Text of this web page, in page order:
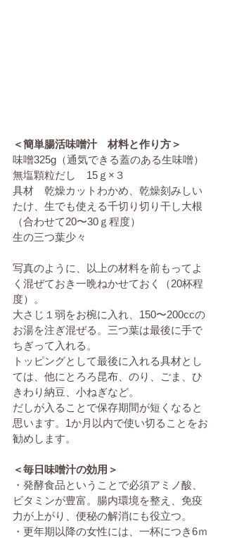
＜簡単腸活味噌汁　材料と作り方＞
味噌325g（通気できる蓋のある生味噌）
無塩顆粒だし　15ｇ×３
具材　乾燥カットわかめ、乾燥刻みしい
たけ、生でも使える千切り切り干し大根
（合わせて20〜30ｇ程度）
生の三つ葉少々
写真のように、以上の材料を前もってよ
く混ぜておき一晩ねかせておく（20杯程
度）。
大さじ１弱をお椀に入れ、150〜200ccの
お湯を注ぎ混ぜる。三つ葉は最後に手で
ちぎって入れる。
トッピングとして最後に入れる具材とし
ては、他にとろろ昆布、のり、ごま、ひ
きわり納豆、小ねぎなど。
だしが入ることで保存期間が短くなると
思います。1か月以内で使い切ることをお
勧めします。
＜毎日味噌汁の効用＞
・発酵食品ということで必須アミノ酸、
ビタミンが豊富。腸内環境を整え、免疫
力が上がり、便秘の解消にも役立つ。
・更年期以降の女性には、一杯につき6ｍ